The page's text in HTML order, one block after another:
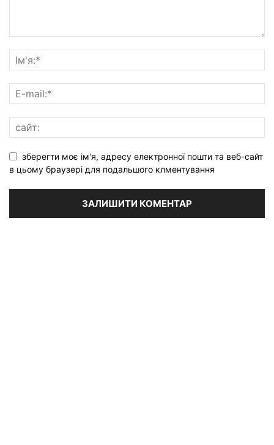
зберегти моє ім'я, адресу електронної пошти та веб-сайт
в цьому браузері для подальшого клментування